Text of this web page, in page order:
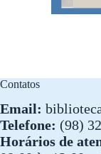
Contatos
Email:
Telefone: (98)
Horários de